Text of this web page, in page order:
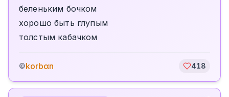
беленьким бочком
хорошо быть глупым
толстым кабачком
©korbαn 418